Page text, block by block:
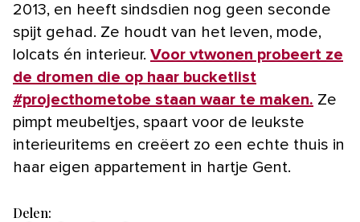
2013, en heeft sindsdien nog geen seconde
spijt gehad. Ze houdt van het leven, mode,
lolcats én interieur. Voor vtwonen probeert ze
de dromen die op haar bucketlist
#projecthometobe staan waar te maken. Ze
pimpt meubeltjes, spaart voor de leukste
interieuritems en creëert zo een echte thuis in
haar eigen appartement in hartje Gent.
Delen: